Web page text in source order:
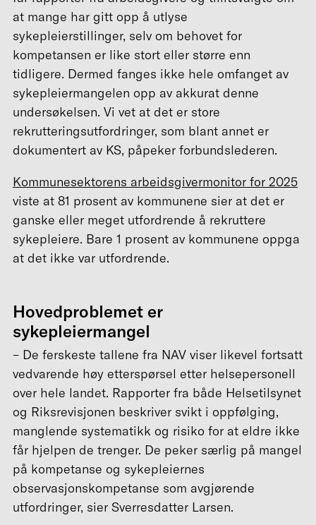
at mange har gitt opp å utlyse
sykepleierstillinger, selv om behovet for
kompetansen er like stort eller større enn
tidligere. Dermed fanges ikke hele omfanget av
sykepleiermangelen opp av akkurat denne
undersøkelsen. Vi vet at det er store
rekrutteringsutfordringer, som blant annet er
dokumentert av KS, påpeker forbundslederen.
Kommunesektorens arbeidsgivermonitor for 2025
viste at 81 prosent av kommunene sier at det er
ganske eller meget utfordrende å rekruttere
sykepleiere. Bare 1 prosent av kommunene oppga
at det ikke var utfordrende.
Hovedproblemet er
sykepleiermangel
– De ferskeste tallene fra NAV viser likevel fortsatt
vedvarende høy etterspørsel etter helsepersonell
over hele landet. Rapporter fra både Helsetilsynet
og Riksrevisjonen beskriver svikt i oppfølging,
manglende systematikk og risiko for at eldre ikke
får hjelpen de trenger. De peker særlig på mangel
på kompetanse og sykepleiernes
observasjonskompetanse som avgjørende
utfordringer, sier Sverresdatter Larsen.